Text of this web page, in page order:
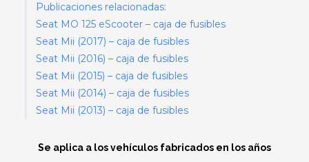
Publicaciones relacionadas:
Seat MO 125 eScooter – caja de fusibles
Seat Mii (2017) – caja de fusibles
Seat Mii (2016) – caja de fusibles
Seat Mii (2015) – caja de fusibles
Seat Mii (2014) – caja de fusibles
Seat Mii (2013) – caja de fusibles
Se aplica a los vehículos fabricados en los años